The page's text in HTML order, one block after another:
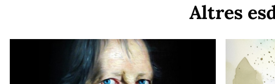
Altres